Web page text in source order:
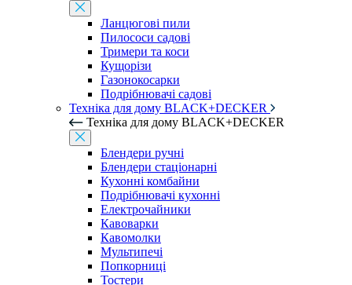
Ланцюгові пили
Пилососи садові
Тримери та коси
Кущорізи
Газонокосарки
Подрібнювачі садові
Техніка для дому BLACK+DECKER
Техніка для дому BLACK+DECKER
Блендери ручні
Блендери стаціонарні
Кухонні комбайни
Подрібнювачі кухонні
Електрочайники
Кавоварки
Кавомолки
Мультипечі
Попкорниці
Тостери